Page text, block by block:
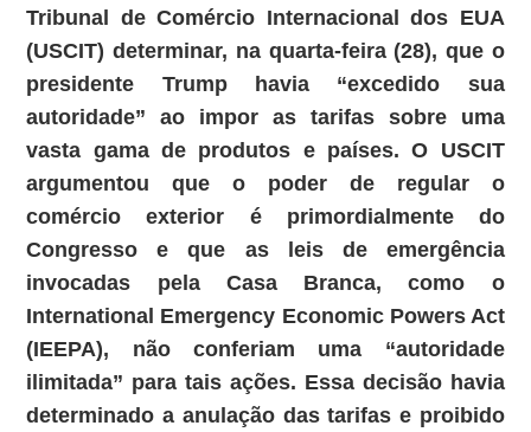
Tribunal de Comércio Internacional dos EUA
(USCIT) determinar, na quarta-feira (28), que o
presidente Trump havia “excedido sua
autoridade” ao impor as tarifas sobre uma
vasta gama de produtos e países. O USCIT
argumentou que o poder de regular o
comércio exterior é primordialmente do
Congresso e que as leis de emergência
invocadas pela Casa Branca, como o
International Emergency Economic Powers Act
(IEEPA), não conferiam uma “autoridade
ilimitada” para tais ações. Essa decisão havia
determinado a anulação das tarifas e proibido